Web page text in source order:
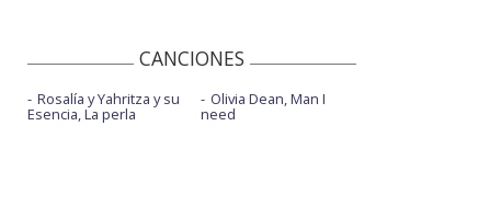
CANCIONES
Rosalía y Yahritza y su
Esencia, La perla
Olivia Dean, Man I
need